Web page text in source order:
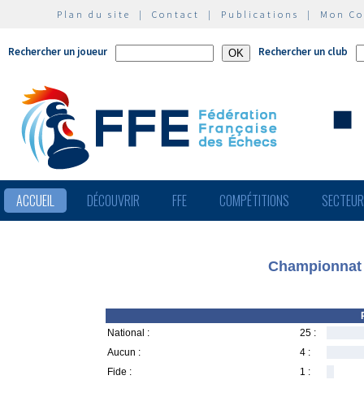
Plan du site | Contact | Publications | Mon
Rechercher un joueur Rechercher un club
ACCUEIL DÉCOUVRIR FFE COMPÉTITIONS
National :
25 :
Aucun :
4 :
Fide :
1 :